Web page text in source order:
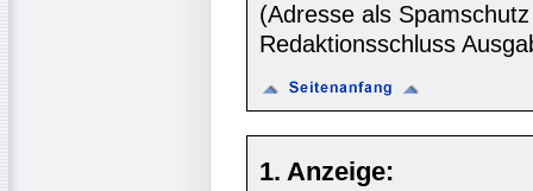
(Adresse als
Redaktionsschluss
1. Anzeige: